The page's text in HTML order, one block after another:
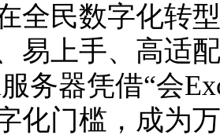
数字化转型
易上手、高适
务器凭借“会
化门槛，成为